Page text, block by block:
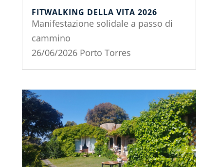
FITWALKING DELLA VITA 2026
Manifestazione solidale a passo di
cammino
26/06/2026 Porto Torres